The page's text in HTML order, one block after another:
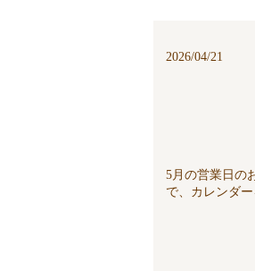
2026/04/21
5月の営業日の
で、カレンダ